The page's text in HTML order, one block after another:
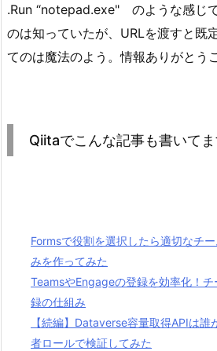
.Run “notepad.exe" のような感じ
のは知っていたが、URLを渡すと既
てのは魔法のよう。情報ありがとう
Qiitaでこんな記事も書いてま
Formsで役割を選択したら適切なチ
みを作ってみた
TeamsやEngageの登録を効率化！
録の仕組み
【続編】Dataverse容量取得APIは
者ロールで検証してみた